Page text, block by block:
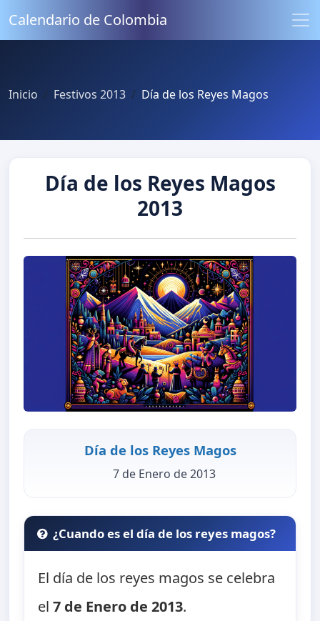
Calendario de Colombia
Inicio Festivos 2013 Día de los Reyes Magos
Día de los Reyes Magos
2013
Día de los Reyes Magos
7 de Enero de 2013
¿Cuando es el día de los reyes magos?
El día de los reyes magos se celebra
el7 de Enero de 2013.